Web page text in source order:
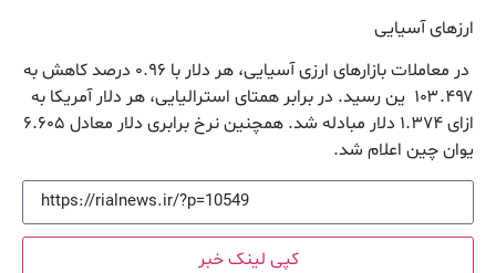
ارزهای آسیایی
در معاملات بازارهای ارزی آسیایی، هر دلار با ۰.۹۶ درصد کاهش به
۱۰۳.۴۹۷ ین رسید. در برابر همتای استرالیایی، هر دلار آمریکا به
ازای ۱.۳۷۴ دلار مبادله شد. همچنین نرخ برابری دلار معادل ۶.۶۰۵
یوان چین اعلام شد.
کپی لینک خبر